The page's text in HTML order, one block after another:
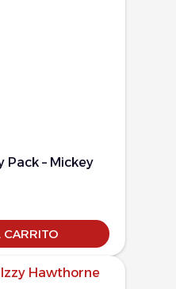
Pack – Mickey
CARRITO